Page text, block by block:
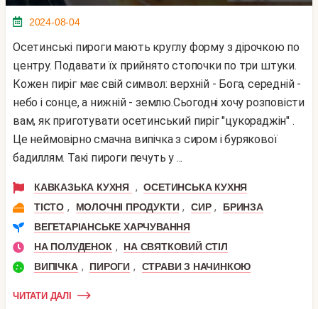
2024-08-04
Осетинські пироги мають круглу форму з дірочкою по
центру. Подавати їх прийнято стопочки по три штуки.
Кожен пиріг має свій символ: верхній - Бога, середній -
небо і сонце, а нижній - землю.Сьогодні хочу розповісти
вам, як приготувати осетинський пиріг "цукораджін" .
Це неймовірно смачна випічка з сиром і бурякової
бадиллям. Такі пироги печуть у ...
КАВКАЗЬКА КУХНЯ , ОСЕТИНСЬКА КУХНЯ
ТІСТО , МОЛОЧНІ ПРОДУКТИ , СИР ,
БРИНЗА
ВЕГЕТАРІАНСЬКЕ ХАРЧУВАННЯ
НА ПОЛУДЕНОК ,
НА СВЯТКОВИЙ СТІЛ
ВИПІЧКА , ПИРОГИ , СТРАВИ З НАЧИНКОЮ
ЧИТАТИ ДАЛІ